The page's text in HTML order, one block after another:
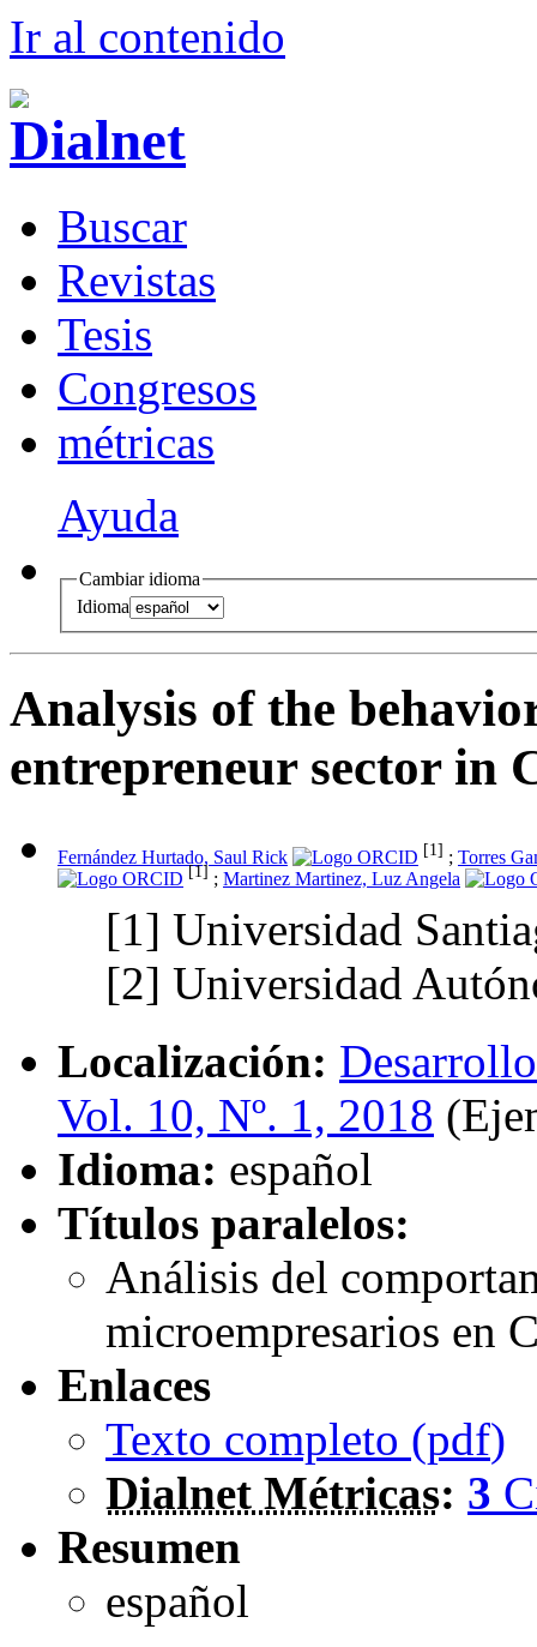
Ir al contenido
Buscar
Revistas
Tesis
Congresos
métricas
Ayuda
Cambiar idioma
Idioma
Analysis of the
entrepreneur sector in
Fernández Hurtado, Saul Rick [1] ; Torres
[1]; Martinez Martinez, Luz Angela
[1] Universidad
[2] Universidad
Localización:
Vol. 10, Nº. 1, 2018
Idioma: español
Títulos paralelos:
Análisis del
microempresarios en
Enlaces
Texto completo (pdf)
Dialnet Métricas: 3
Resumen
español